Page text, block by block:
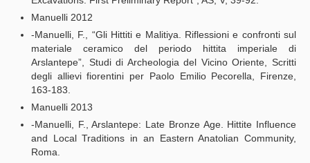
Manuelli 2012
-Manuelli, F., “Gli Hittiti e Malitiya. Riflessioni e confronti sul
materiale ceramico del periodo hittita imperiale di
Arslantepe”, Studi di Archeologia del Vicino Oriente, Scritti
degli allievi fiorentini per Paolo Emilio Pecorella, Firenze,
163-183.
Manuelli 2013
-Manuelli, F., Arslantepe: Late Bronze Age. Hittite Influence
and Local Traditions in an Eastern Anatolian Community,
Roma.